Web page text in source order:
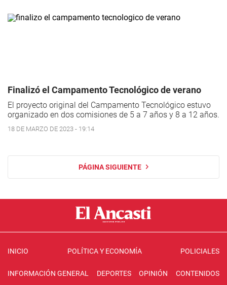
Finalizó el Campamento Tecnológico de verano
El proyecto original del Campamento Tecnológico estuvo
organizado en dos comisiones de 5 a 7 años y 8 a 12 años.
18 DE MARZO DE 2023 - 19:14
PÁGINA SIGUIENTE
INICIO POLÍTICA Y ECONOMÍA POLICIALES
INFORMACIÓN GENERAL DEPORTES OPINIÓN CONTENIDOS